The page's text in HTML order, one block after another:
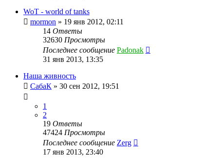
WoT - world of tanks
mormon » 19 янв 2012, 02:11
14 Ответы
32630 Просмотры
Последнее сообщение Padonak
31 янв 2013, 13:35
Наша живность
СабаК » 30 сен 2012, 19:51
1
2
19 Ответы
47424 Просмотры
Последнее сообщение Zerg
17 янв 2013, 23:40